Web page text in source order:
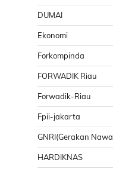
DUMAI
Ekonomi
Forkompinda
FORWADIK Riau
Forwadik-Riau
Fpii-jakarta
GNRI(Gerakan
HARDIKNAS